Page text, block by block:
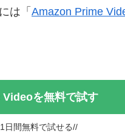
は「 Amazon Prime
を無料で試す
日間無料で試せる//